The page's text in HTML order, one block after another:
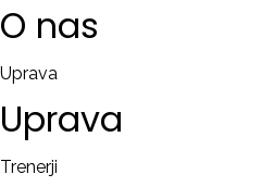
O nas
Uprava
Uprava
Trenerji